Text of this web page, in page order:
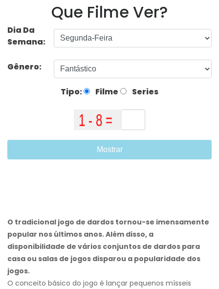
Que Filme Ver?
Dia Da
Semana:
Gênero:
Tipo: Filme Series
Mostrar
O tradicional jogo de dardos tornou-se imensamente
popular nos últimos anos. Além disso, a
disponibilidade de vários conjuntos de dardos para
casa ou salas de jogos disparou a popularidade dos
jogos.
O conceito básico do jogo é lançar pequenos mísseis